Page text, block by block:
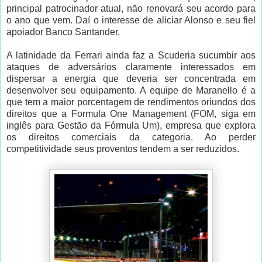
principal patrocinador atual, não renovará seu acordo para
o ano que vem. Daí o interesse de aliciar Alonso e seu fiel
apoiador Banco Santander.
A latinidade da Ferrari ainda faz a Scuderia sucumbir aos
ataques de adversários claramente interessados em
dispersar a energia que deveria ser concentrada em
desenvolver seu equipamento. A equipe de Maranello é a
que tem a maior porcentagem de rendimentos oriundos dos
direitos que a Formula One Management (FOM, siga em
inglês para Gestão da Fórmula Um), empresa que explora
os direitos comerciais da categoria. Ao perder
competitividade seus proventos tendem a ser reduzidos.